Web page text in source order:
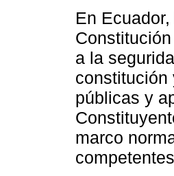
En
a la
constitución
públicas y
marco